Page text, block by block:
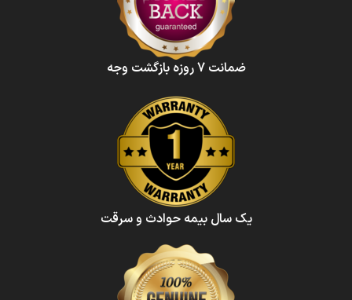
ضمانت 7 روزه بازگشت وجه
یک سال بیمه حوادث و سرقت